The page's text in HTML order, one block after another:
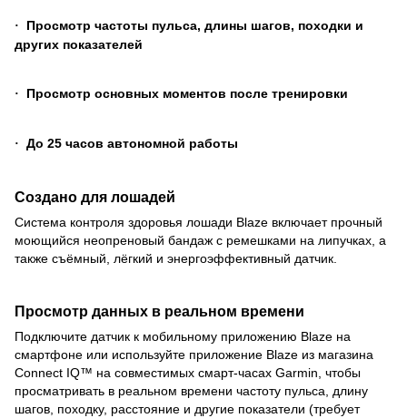
· Просмотр частоты пульса, длины шагов, походки и
других показателей
· Просмотр основных моментов после тренировки
· До 25 часов автономной работы
Создано для лошадей
Система контроля здоровья лошади Blaze включает прочный
моющийся неопреновый бандаж с ремешками на липучках, а
также съёмный, лёгкий и энергоэффективный датчик.
Просмотр данных в реальном времени
Подключите датчик к мобильному приложению Blaze на
смартфоне или используйте приложение Blaze из магазина
Connect IQ™ на совместимых смарт-часах Garmin, чтобы
просматривать в реальном времени частоту пульса, длину
шагов, походку, расстояние и другие показатели (требует